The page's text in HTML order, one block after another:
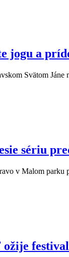
jogu a
Svätom
sériu
v Malom parku